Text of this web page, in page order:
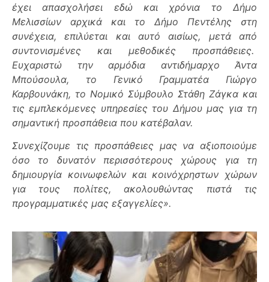
έχει απασχολήσει εδώ και χρόνια το Δήμο
Μελισσίων αρχικά και το Δήμο Πεντέλης στη
συνέχεια, επιλύεται και αυτό αισίως, μετά από
συντονισμένες και μεθοδικές προσπάθειες.
Ευχαριστώ την αρμόδια αντιδήμαρχο Άντα
Μπούσουλα, το Γενικό Γραμματέα Γιώργο
Καρβουνάκη, το Νομικό Σύμβουλο Στάθη Ζάγκα και
τις εμπλεκόμενες υπηρεσίες του Δήμου μας για τη
σημαντική προσπάθεια που κατέβαλαν.
Συνεχίζουμε τις προσπάθειες μας να αξιοποιούμε
όσο το δυνατόν περισσότερους χώρους για τη
δημιουργία κοινωφελών και κοινόχρηστων χώρων
για τους πολίτες, ακολουθώντας πιστά τις
προγραμματικές μας εξαγγελίες».